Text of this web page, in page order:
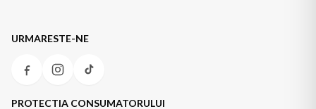
URMARESTE-NE
PROTECTIA CONSUMATORULUI